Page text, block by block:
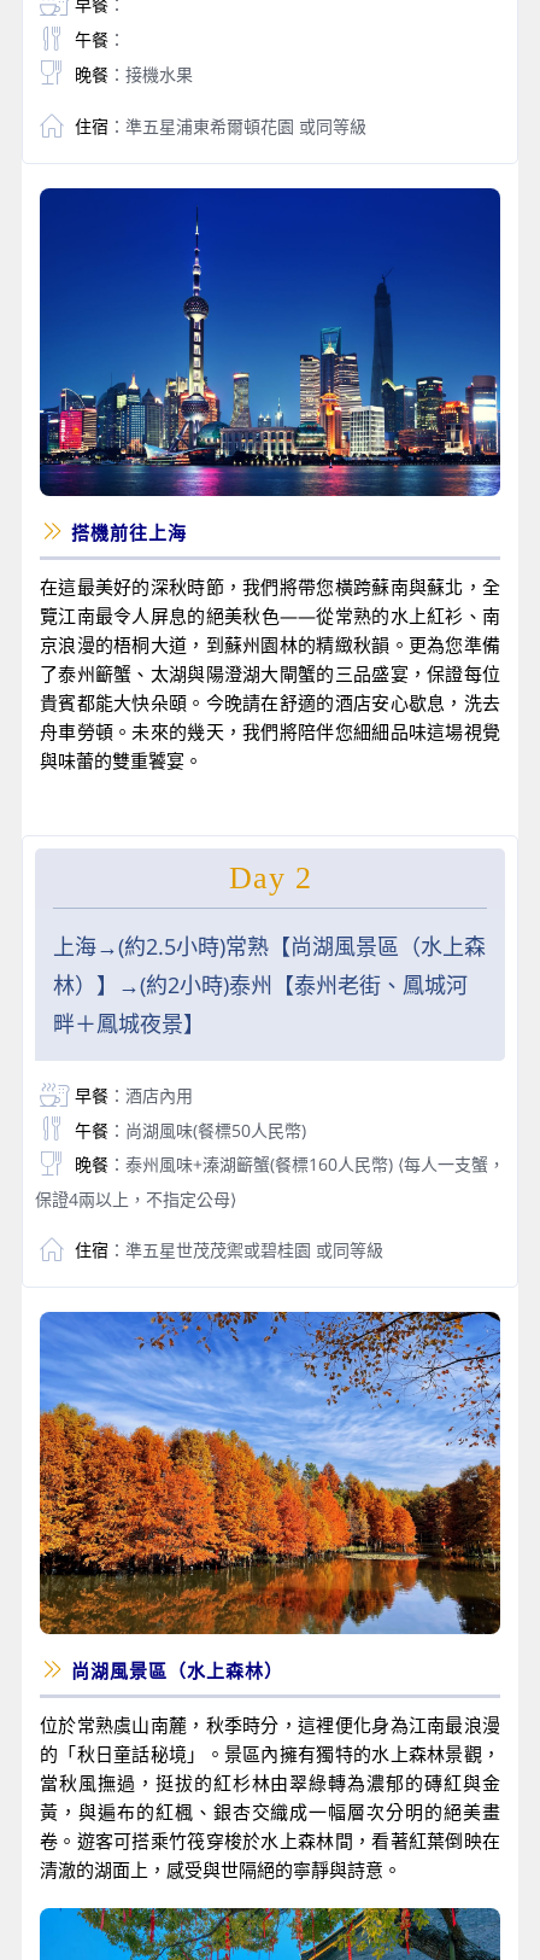
午餐：
晚餐：接機水果
住宿 ：準五星浦東希爾頓花園 或同等級
搭機前往上海
在這最美好的深秋時節，我們將帶您橫跨蘇南與蘇北，全
覽江南最令人屏息的絕美秋色——從常熟的水上紅衫、南
京浪漫的梧桐大道，到蘇州園林的精緻秋韻。更為您準備
了泰州籪蟹、太湖與陽澄湖大閘蟹的三品盛宴，保證每位
貴賓都能大快朵頤。今晚請在舒適的酒店安心歇息，洗去
舟車勞頓。未來的幾天，我們將陪伴您細細品味這場視覺
與味蕾的雙重饕宴。
Day 2
上海→(約2.5小時)常熟【尚湖風景區（水上森
林）】→(約2小時)泰州【泰州老街、鳳城河
畔＋鳳城夜景】
早餐：酒店內用
午餐：尚湖風味(餐標50人民幣)
晚餐：泰州風味+溱湖籪蟹(餐標160人民幣) ⟨每人一支蟹，
保證4兩以上，不指定公母⟩
住宿 ：準五星世茂茂禦或碧桂園 或同等級
尚湖風景區（水上森林）
位於常熟虞山南麓，秋季時分，這裡便化身為江南最浪漫
的「秋日童話秘境」。景區內擁有獨特的水上森林景觀，
當秋風撫過，挺拔的紅杉林由翠綠轉為濃郁的磚紅與金
黃，與遍布的紅楓、銀杏交織成一幅層次分明的絕美畫
卷。遊客可搭乘竹筏穿梭於水上森林間，看著紅葉倒映在
清澈的湖面上，感受與世隔絕的寧靜與詩意。